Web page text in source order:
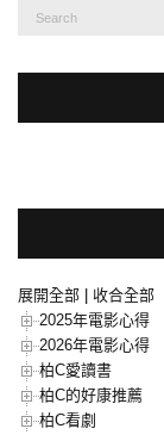
Search
展開全部
收合全部
2025年電影心得
2026年電影心得
柏C愛讀書
柏C的好康推薦
柏C看劇